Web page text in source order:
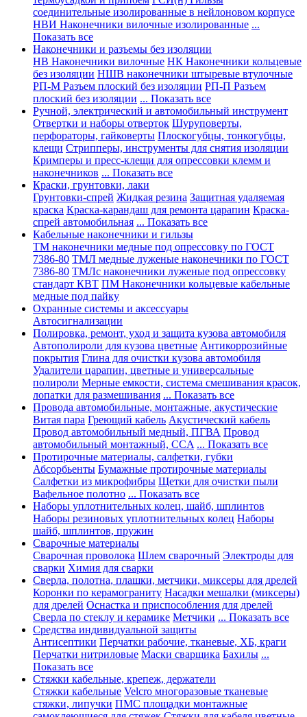
соединительные изолированные в нейлоновом корпусе
НВИ Наконечники вилочные изолированные ...
Показать все
Наконечники и разъемы без изоляции
НВ Наконечники вилочные НК Наконечники кольцевые
без изоляции НШВ наконечники штыревые втулочные
РП-М Разъем плоский без изоляции РП-П Разъем
плоский без изоляции ... Показать все
Ручной, электрический и автомобильный инструмент
Отвертки и наборы отверток Шуруповерты,
перфораторы, гайковерты Плоскогубцы, тонкогубцы,
клещи Стрипперы, инструменты для снятия изоляции
Кримперы и пресс-клещи для опрессовки клемм и
наконечников ... Показать все
Краски, грунтовки, лаки
Грунтовки-спрей Жидкая резина Защитная удаляемая
краска Краска-карандаш для ремонта царапин Краска-
спрей автомобильная ... Показать все
Кабельные наконечники и гильзы
ТМ наконечники медные под опрессовку по ГОСТ
7386-80 ТМЛ медные луженые наконечники по ГОСТ
7386-80 ТМЛс наконечники луженые под опрессовку
стандарт КВТ ПМ Наконечники кольцевые кабельные
медные под пайку
Охранные системы и аксессуары
Автосигнализации
Полировка, ремонт, уход и защита кузова автомобиля
Автополироли для кузова цветные Антикоррозийные
покрытия Глина для очистки кузова автомобиля
Удалители царапин, цветные и универсальные
полироли Мерные емкости, система смешивания красок,
лопатки для размешивания ... Показать все
Провода автомобильные, монтажные, акустические
Витая пара Греющий кабель Акустический кабель
Провод автомобильный медный, ПГВА Провод
автомобильный монтажный, CCA ... Показать все
Протирочные материалы, салфетки, губки
Абсорбьенты Бумажные протирочные материалы
Салфетки из микрофибры Щетки для очистки пыли
Вафельное полотно ... Показать все
Наборы уплотнительных колец, шайб, шплинтов
Наборы резиновых уплотнительных колец Наборы
шайб, шплинтов, пружин
Сварочные материалы
Сварочная проволока Шлем сварочный Электроды для
сварки Химия для сварки
Сверла, полотна, плашки, метчики, миксеры для дрелей
Коронки по керамограниту Насадки мешалки (миксеры)
для дрелей Оснастка и приспособления для дрелей
Сверла по стеклу и керамике Метчики ... Показать все
Средства индивидуальной защиты
Антисептики Перчатки рабочие, тканевые, ХБ, краги
Перчатки нитриловые Маски сварщика Бахилы ...
Показать все
Стяжки кабельные, крепеж, держатели
Стяжки кабельные Velcro многоразовые тканевые
стяжки, липучки ПМС площадки монтажные